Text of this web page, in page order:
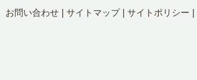
お問い合わせ サイトマップ| サイトポリシー